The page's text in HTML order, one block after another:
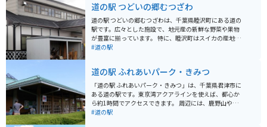
道の駅 つどいの郷むつざわ
道の駅 つどいの郷むつざわは、千葉県睦沢町にある道の
駅です。広々とした施設で、地元産の新鮮な野菜や果物
が豊富に揃っています。 特に、睦沢町はスイカの産地と
して知られており、夏には採れたての甘いスイカが店頭
場があるので安心です。道の駅周辺には、田園風景が広
がり、のどかなツーリングを楽しむことができます。印
旛沼や九十九里浜も比較的近いので、足を延ばしてみる
のも良いでしょう。
#道の駅
道の駅 ふれあいパーク・きみつ
「道の駅 ふれあいパーク・きみつ」は、千葉県君津市に
ある道の駅です。東京湾アクアラインを使えば、都心か
ら約1時間でアクセスできます。 周辺には、鹿野山やマ
ザー牧場、濃溝の滝など、自然豊かな観光スポットがた
#道の駅